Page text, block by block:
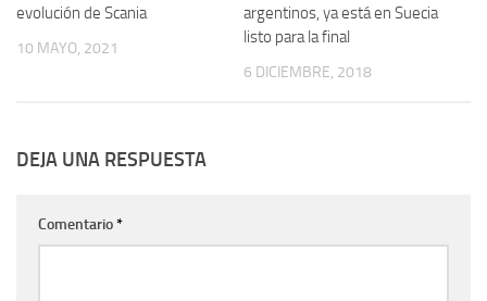
evolución de Scania
10 MAYO, 2021
argentinos, ya está en Suecia
listo para la final
6 DICIEMBRE, 2018
DEJA UNA RESPUESTA
Comentario*